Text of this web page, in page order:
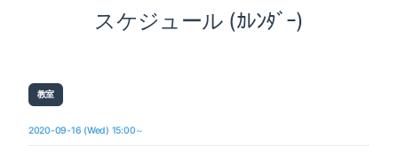
スケジュール (ｶﾚﾝﾀﾞｰ)
教室
2020-09-16 (Wed) 15:00～